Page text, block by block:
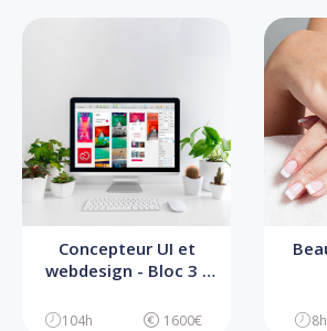
Concepteur UI et
webdesign - Bloc 3 -
l’interface digitale
104h 1600€ 8h